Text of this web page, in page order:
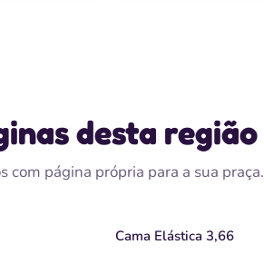
desta região
com página própria para a sua praça.
Cama Elástica 3,66